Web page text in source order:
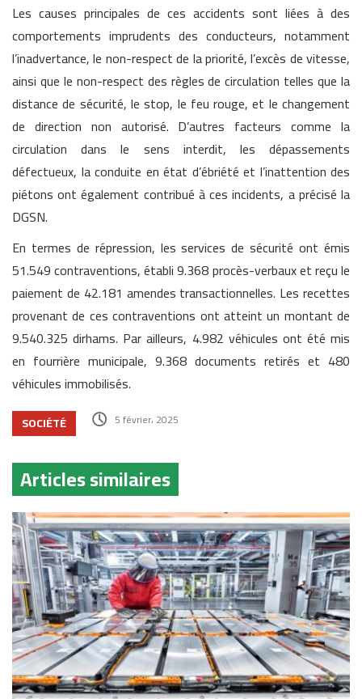
Les causes principales de ces accidents sont liées à des
comportements imprudents des conducteurs, notamment
l’inadvertance, le non-respect de la priorité, l’excès de vitesse,
ainsi que le non-respect des règles de circulation telles que la
distance de sécurité, le stop, le feu rouge, et le changement
de direction non autorisé. D’autres facteurs comme la
circulation dans le sens interdit, les dépassements
défectueux, la conduite en état d’ébriété et l’inattention des
piétons ont également contribué à ces incidents, a précisé la
DGSN.
En termes de répression, les services de sécurité ont émis
51.549 contraventions, établi 9.368 procès-verbaux et reçu le
paiement de 42.181 amendes transactionnelles. Les recettes
provenant de ces contraventions ont atteint un montant de
9.540.325 dirhams. Par ailleurs, 4.982 véhicules ont été mis
en fourrière municipale, 9.368 documents retirés et 480
véhicules immobilisés.
SOCIÉTÉ 5 février، 2025
Articles similaires